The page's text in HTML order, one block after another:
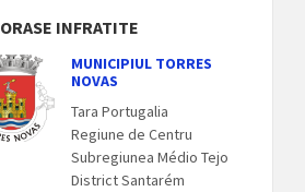
ORASE INFRATITE
MUNICIPIUL TORRES
NOVAS
Tara Portugalia
Regiune de Centru
Subregiunea Médio Tejo
District Santarém